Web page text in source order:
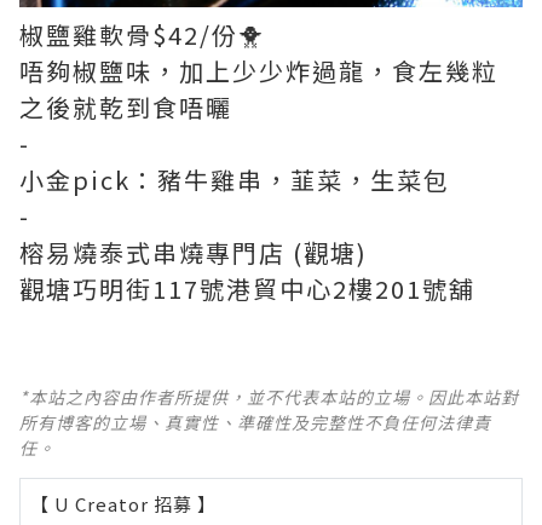
椒鹽雞軟骨$42/份🐥
唔夠椒鹽味，加上少少炸過龍，食左幾粒
之後就乾到食唔曬
-
小金pick：豬牛雞串，韮菜，生菜包
-
榕易燒泰式串燒專門店 (觀塘)
觀塘巧明街117號港貿中心2樓201號舖
*本站之內容由作者所提供，並不代表本站的立場。因此本站對
所有博客的立場、真實性、準確性及完整性不負任何法律責
任。
【 U Creator 招募 】